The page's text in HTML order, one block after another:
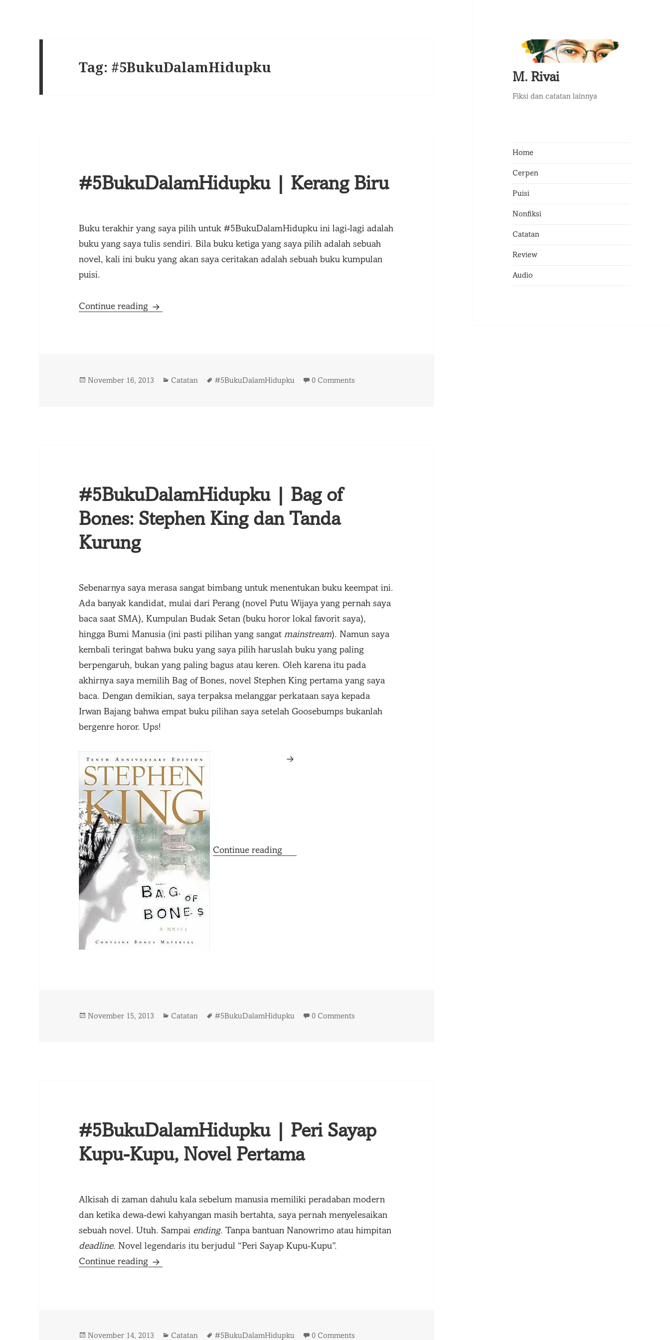
M. Rivai
Fiksi dan catatan lainnya
Home
Cerpen
Puisi
Nonfiksi
Catatan
Review
Audio
Tag: #5BukuDalamHidupku
#5BukuDalamHidupku | Kerang Biru
Buku terakhir yang saya pilih untuk #5BukuDalamHidupku ini lagi-lagi adalah
buku yang saya tulis sendiri. Bila buku ketiga yang saya pilih adalah sebuah
novel, kali ini buku yang akan saya ceritakan adalah sebuah buku kumpulan
puisi.
Continue reading #5BukuDalamHidupku | Kerang Biru
Posted
November 16, 2013 Categories
Catatan Tags
#5BukuDalamHidupku 0 Comments
#5BukuDalamHidupku | Bag of
Bones: Stephen King dan Tanda
Kurung
Sebenarnya saya merasa sangat bimbang untuk menentukan buku keempat ini.
Ada banyak kandidat, mulai dari Perang (novel Putu Wijaya yang pernah saya
baca saat SMA), Kumpulan Budak Setan (buku horor lokal favorit saya),
hingga Bumi Manusia (ini pasti pilihan yang sangatmainstream). Namun saya
kembali teringat bahwa buku yang saya pilih haruslah buku yang paling
berpengaruh, bukan yang paling bagus atau keren. Oleh karena itu pada
akhirnya saya memilih Bag of Bones, novel Stephen King pertama yang saya
baca. Dengan demikian, saya terpaksa melanggar perkataan saya kepada
Irwan Bajang bahwa empat buku pilihan saya setelah Goosebumps bukanlah
bergenre horor. Ups!
Continue reading
#5BukuDalamHidupku | Bag of Bones: Stephen King dan Tanda Kurung
Posted
November 15, 2013 Categories
Catatan Tags
#5BukuDalamHidupku 0 Comments
#5BukuDalamHidupku | Peri Sayap
Kupu-Kupu, Novel Pertama
Alkisah di zaman dahulu kala sebelum manusia memiliki peradaban modern
dan ketika dewa-dewi kahyangan masih bertahta, saya pernah menyelesaikan
sebuah novel. Utuh. Sampai ending. Tanpa bantuan Nanowrimo atau himpitan
deadline. Novel legendaris itu berjudul “Peri Sayap Kupu-Kupu”.
Continue reading #5BukuDalamHidupku | Peri Sayap Kupu-Kupu, Novel Pertama
Posted
November 14, 2013 Categories
Catatan Tags
#5BukuDalamHidupku 0 Comments